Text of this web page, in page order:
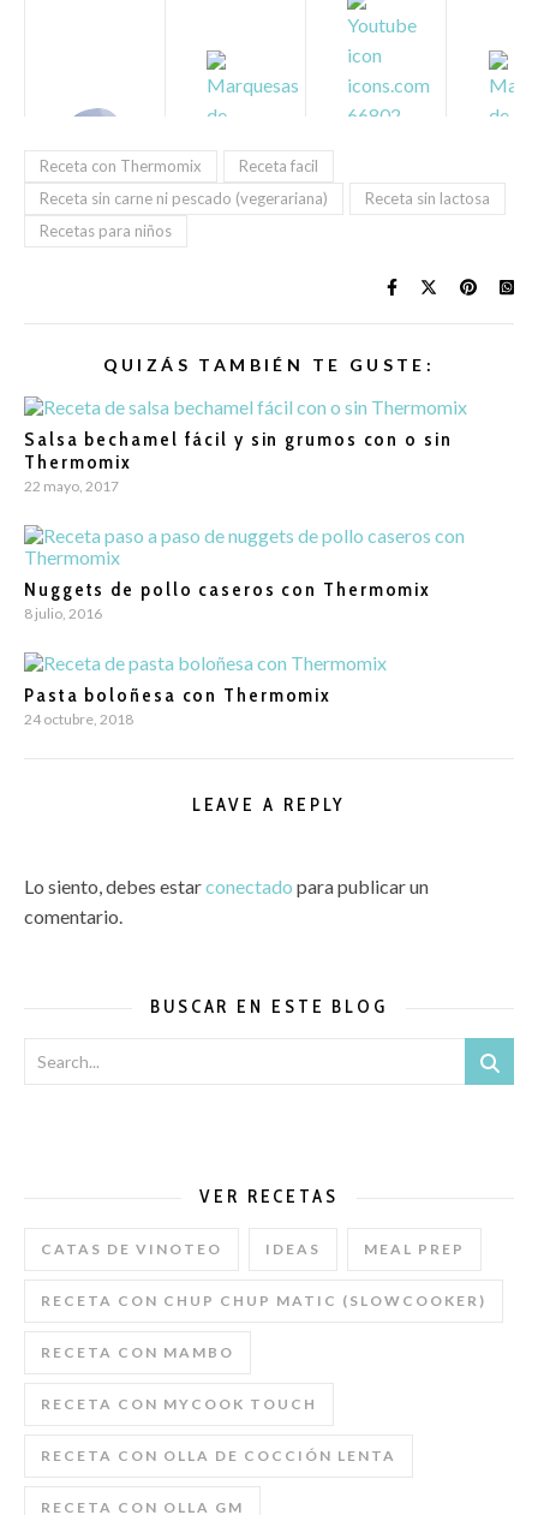
Receta con Thermomix
Receta facil
Receta sin carne ni pescado (vegerariana)
Receta sin lactosa
Recetas para niños
QUIZÁS TAMBIÉN TE GUSTE:
Salsa bechamel fácil y sin grumos con o sin
Thermomix
22 mayo, 2017
Nuggets de pollo caseros con Thermomix
8 julio, 2016
Pasta boloñesa con Thermomix
24 octubre, 2018
LEAVE A REPLY
Lo siento, debes estarconectado para publicar un
comentario.
BUSCAR EN ESTE BLOG
VER RECETAS
CATAS DE VINOTEO IDEAS MEAL PREP
RECETA CON CHUP CHUP MATIC (SLOWCOOKER)
RECETA CON MAMBO
RECETA CON MYCOOK TOUCH
RECETA CON OLLA DE COCCIÓN LENTA
RECETA CON OLLA GM